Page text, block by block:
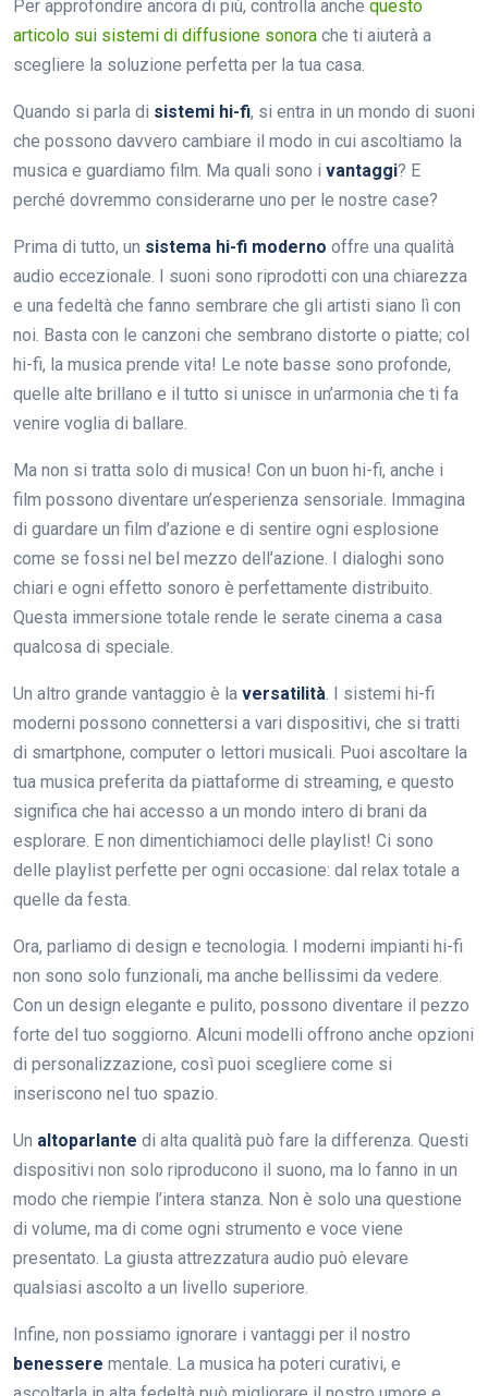
Per approfondire ancora di più, controlla anche questo
articolo sui sistemi di diffusione sonora che ti aiuterà a
scegliere la soluzione perfetta per la tua casa.
Quando si parla di sistemi hi-fi, si entra in un mondo di suoni
che possono davvero cambiare il modo in cui ascoltiamo la
musica e guardiamo film. Ma quali sono i vantaggi? E
perché dovremmo considerarne uno per le nostre case?
Prima di tutto, un sistema hi-fi moderno offre una qualità
audio eccezionale. I suoni sono riprodotti con una chiarezza
e una fedeltà che fanno sembrare che gli artisti siano lì con
noi. Basta con le canzoni che sembrano distorte o piatte; col
hi-fi, la musica prende vita! Le note basse sono profonde,
quelle alte brillano e il tutto si unisce in un’armonia che ti fa
venire voglia di ballare.
Ma non si tratta solo di musica! Con un buon hi-fi, anche i
film possono diventare un’esperienza sensoriale. Immagina
di guardare un film d’azione e di sentire ogni esplosione
come se fossi nel bel mezzo dell’azione. I dialoghi sono
chiari e ogni effetto sonoro è perfettamente distribuito.
Questa immersione totale rende le serate cinema a casa
qualcosa di speciale.
Un altro grande vantaggio è la versatilità. I sistemi hi-fi
moderni possono connettersi a vari dispositivi, che si tratti
di smartphone, computer o lettori musicali. Puoi ascoltare la
tua musica preferita da piattaforme di streaming, e questo
significa che hai accesso a un mondo intero di brani da
esplorare. E non dimentichiamoci delle playlist! Ci sono
delle playlist perfette per ogni occasione: dal relax totale a
quelle da festa.
Ora, parliamo di design e tecnologia. I moderni impianti hi-fi
non sono solo funzionali, ma anche bellissimi da vedere.
Con un design elegante e pulito, possono diventare il pezzo
forte del tuo soggiorno. Alcuni modelli offrono anche opzioni
di personalizzazione, così puoi scegliere come si
inseriscono nel tuo spazio.
Un altoparlante di alta qualità può fare la differenza. Questi
dispositivi non solo riproducono il suono, ma lo fanno in un
modo che riempie l’intera stanza. Non è solo una questione
di volume, ma di come ogni strumento e voce viene
presentato. La giusta attrezzatura audio può elevare
qualsiasi ascolto a un livello superiore.
Infine, non possiamo ignorare i vantaggi per il nostro
benessere mentale. La musica ha poteri curativi, e